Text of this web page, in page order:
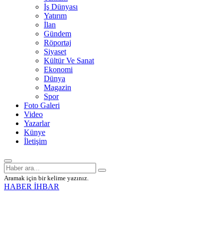
İş Dünyası
Yatırım
İlan
Gündem
Röportaj
Siyaset
Kültür Ve Sanat
Ekonomi
Dünya
Magazin
Spor
Foto Galeri
Video
Yazarlar
Künye
İletişim
Aramak için bir kelime yazınız.
HABER İHBAR